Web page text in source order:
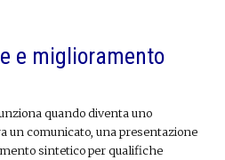
e miglioramento
quando diventa uno
un comunicato, una presentazione
sintetico per qualifiche